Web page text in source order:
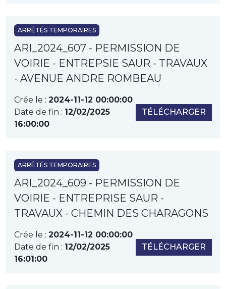
ARRÊTÉS TEMPORAIRES
ARI_2024_607 - PERMISSION DE
VOIRIE - ENTREPSIE SAUR - TRAVAUX
- AVENUE ANDRE ROMBEAU
Crée le : 2024-11-12 00:00:00
Date de fin : 12/02/2025
16:00:00
TÉLÉCHARGER
ARRÊTÉS TEMPORAIRES
ARI_2024_609 - PERMISSION DE
VOIRIE - ENTREPRISE SAUR -
TRAVAUX - CHEMIN DES CHARAGONS
Crée le : 2024-11-12 00:00:00
Date de fin : 12/02/2025
16:01:00
TÉLÉCHARGER